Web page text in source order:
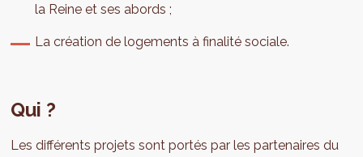
la Reine et ses abords ;
La création de logements à finalité sociale.
Qui ?
Les différents projets sont portés par les partenaires du